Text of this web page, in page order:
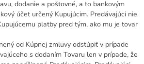
dodanie a poštovné, a to bankovým
účet určený Kupujúcim. Predávajúci nie
platby pred tým, ako mu je tovar
od Kúpnej zmluvy odstúpiť v prípade
s dodaním Tovaru len v prípade, že